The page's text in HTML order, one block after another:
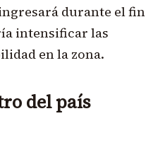
durante el fin
intensificar las
en la zona.
del país